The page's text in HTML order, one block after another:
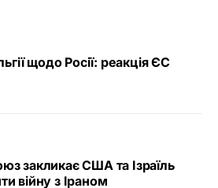
щодо Росії: реакція ЄС
закликає США та Ізраїль
війну з Іраном